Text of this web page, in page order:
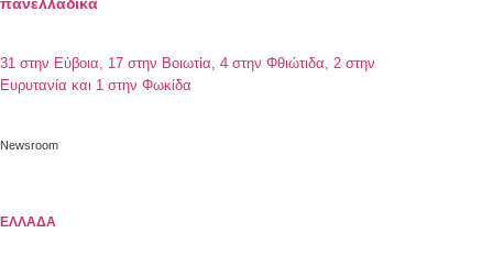
πανελλαδικά
31 στην Εύβοια, 17 στην Βοιωτία, 4 στην Φθιώτιδα, 2 στην
Ευρυτανία και 1 στην Φωκίδα
Newsroom
ΕΛΛΑΔΑ